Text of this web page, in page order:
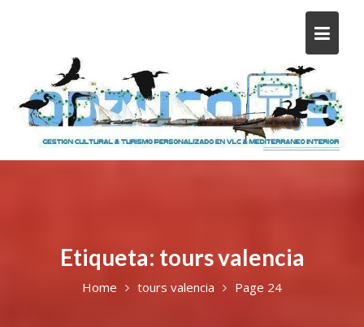
Etiqueta: tours valencia
Home tours valencia Page 24